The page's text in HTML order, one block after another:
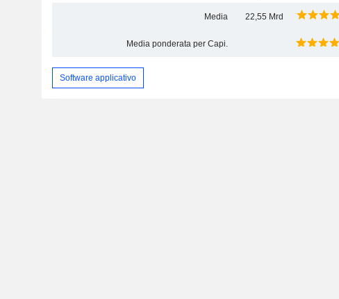
Media 22,55 Mrd
Media ponderata per Capi.
Software applicativo